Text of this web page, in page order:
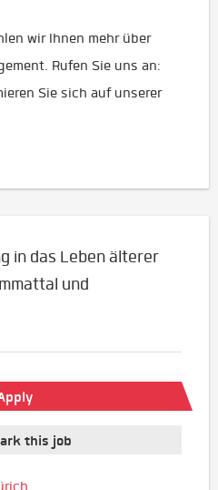
wir Ihnen mehr über
Rufen Sie uns an:
Sie sich auf unserer
in das Leben älterer
und
this job